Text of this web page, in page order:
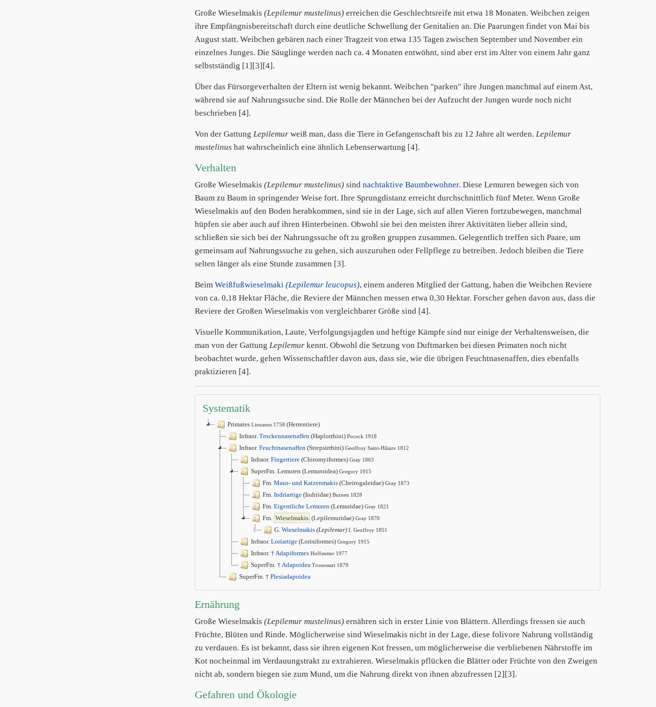
Große Wieselmakis (Lepilemur mustelinus) erreichen die Geschlechtsreife mit etwa 18 Monaten. Weibchen zeigen
ihre Empfängnisbereitschaft durch eine deutliche Schwellung der Genitalien an. Die Paarungen findet von Mai bis
August statt. Weibchen gebären nach einer Tragzeit von etwa 135 Tagen zwischen September und November ein
einzelnes Junges. Die Säuglinge werden nach ca. 4 Monaten entwöhnt, sind aber erst im Alter von einem Jahr ganz
selbstständig [1][3][4].
Über das Fürsorgeverhalten der Eltern ist wenig bekannt. Weibchen "parken" ihre Jungen manchmal auf einem Ast,
während sie auf Nahrungssuche sind. Die Rolle der Männchen bei der Aufzucht der Jungen wurde noch nicht
beschrieben [4].
Von der Gattung Lepilemur weiß man, dass die Tiere in Gefangenschaft bis zu 12 Jahre alt werden. Lepilemur
mustelinus hat wahrscheinlich eine ähnlich Lebenserwartung [4].
Verhalten
Große Wieselmakis (Lepilemur mustelinus) sind nachtaktive Baumbewohner. Diese Lemuren bewegen sich von
Baum zu Baum in springender Weise fort. Ihre Sprungdistanz erreicht durchschnittlich fünf Meter. Wenn Große
Wieselmakis auf den Boden herabkommen, sind sie in der Lage, sich auf allen Vieren fortzubewegen, manchmal
hüpfen sie aber auch auf ihren Hinterbeinen. Obwohl sie bei den meisten ihrer Aktivitäten lieber allein sind,
schließen sie sich bei der Nahrungssuche oft zu großen gruppen zusammen. Gelegentlich treffen sich Paare, um
gemeinsam auf Nahrungssuche zu gehen, sich auszuruhen oder Fellpflege zu betreiben. Jedoch bleiben die Tiere
selten länger als eine Stunde zusammen [3].
Beim Weißfußwieselmaki (Lepilemur leucopus), einem anderen Mitglied der Gattung, haben die Weibchen Reviere
von ca. 0,18 Hektar Fläche, die Reviere der Männchen messen etwa 0,30 Hektar. Forscher gehen davon aus, dass die
Reviere der Großen Wieselmakis von vergleichbarer Größe sind [4].
Visuelle Kommunikation, Laute, Verfolgungsjagden und heftige Kämpfe sind nur einige der Verhaltensweisen, die
man von der Gattung Lepilemur kennt. Obwohl die Setzung von Duftmarken bei diesen Primaten noch nicht
beobachtet wurde, gehen Wissenschaftler davon aus, dass sie, wie die übrigen Feuchtnasenaffen, dies ebenfalls
praktizieren [4].
Systematik
Primates Linnaeus 1758 (Herrentiere)
Infraor. Trockennasenaffen (Haplorrhini) Pocock 1918
Infraor. Feuchtnasenaffen (Strepsirrhini) Geoffroy Saint-Hilaire 1812
Infraor. Fingertiere (Chiromyiformes) Gray 1863
SuperFm. Lemuren (Lemuroidea) Gregory 1915
Fm. Maus- und Katzenmakis (Cheirogaleidae) Gray 1873
Fm. Indriartige (Indriidae) Burnett 1828
Fm. Eigentliche Lemuren (Lemuridae) Gray 1821
Fm. Wieselmakis (Lepilemuridae) Gray 1870
G. Wieselmakis (Lepilemur) I. Geoffroy 1851
Infraor. Loriartige (Lorisiformes) Gregory 1915
Infraor. † Adapiformes Hoffstetter 1977
SuperFm. † Adapoidea Trouessart 1879
SuperFm. † Plesiadapoidea
Ernährung
Große Wieselmakis (Lepilemur mustelinus) ernähren sich in erster Linie von Blättern. Allerdings fressen sie auch
Früchte, Blüten und Rinde. Möglicherweise sind Wieselmakis nicht in der Lage, diese folivore Nahrung vollständig
zu verdauen. Es ist bekannt, dass sie ihren eigenen Kot fressen, um möglicherweise die verbliebenen Nährstoffe im
Kot nocheinmal im Verdauungstrakt zu extrahieren. Wieselmakis pflücken die Blätter oder Früchte von den Zweigen
nicht ab, sondern biegen sie zum Mund, um die Nahrung direkt von ihnen abzufressen [2][3].
Gefahren und Ökologie